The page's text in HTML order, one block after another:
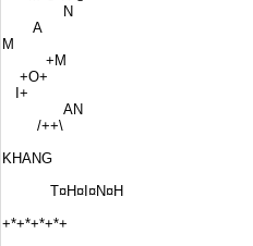
N
A
M
+M
+O+
I+
AN
/++\
KHANG
T¤H¤I¤N¤H
+*+*+*+*+